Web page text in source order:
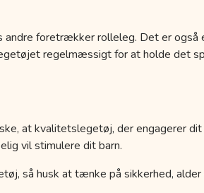
foretrækker rolleleg. Det er også
regelmæssigt for at holde det
at kvalitetslegetøj, der engagerer dit
vil stimulere dit barn.
så husk at tænke på sikkerhed, alder